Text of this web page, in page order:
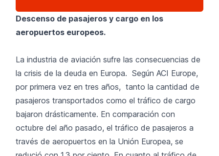
Descenso de pasajeros y cargo en los
aeropuertos europeos.
La industria de aviación sufre las consecuencias de
la crisis de la deuda en Europa. Según ACI Europe,
por primera vez en tres años, tanto la cantidad de
pasajeros transportados como el tráfico de cargo
bajaron drásticamente. En comparación con
octubre del año pasado, el tráfico de pasajeros a
través de aeropuertos en la Unión Europea, se